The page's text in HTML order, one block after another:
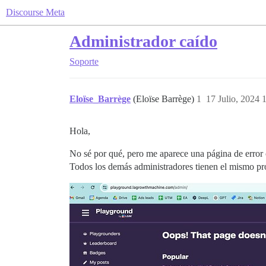
Discourse Meta
Administrador caído
Soporte
Eloïse_Barrège (Eloïse Barrège) 17 Julio, 2024
1
Hola,
No sé por qué, pero me aparece una página de
Todos los demás administradores tienen el mismo